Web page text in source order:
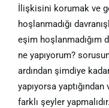
İlişkisini korumak ve
hoşlanmadığı
eşim hoşlanmadığım
ne yapıyorum?
ardından şimdiye
yapıyorsa
farklı şeyler